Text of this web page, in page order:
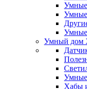
Умные
Умный дом
Хабы